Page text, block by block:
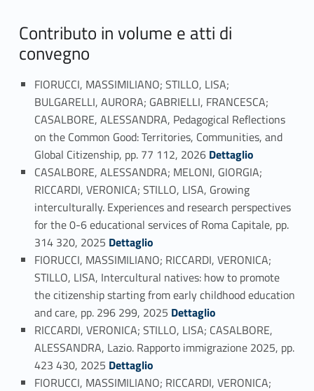
Contributo in volume e atti di
convegno
FIORUCCI, MASSIMILIANO; STILLO, LISA;
BULGARELLI, AURORA; GABRIELLI, FRANCESCA;
CASALBORE, ALESSANDRA, Pedagogical Reflections
on the Common Good: Territories, Communities, and
Global Citizenship, pp. 77 112, 2026 Link identifier #identifier_person_41217-36
Dettaglio
CASALBORE, ALESSANDRA; MELONI, GIORGIA;
RICCARDI, VERONICA; STILLO, LISA, Growing
interculturally. Experiences and research perspectives
for the 0-6 educational services of Roma Capitale, pp.
314 320, 2025 Link identifier #identifier_person_194648-37
Dettaglio
FIORUCCI, MASSIMILIANO; RICCARDI, VERONICA;
STILLO, LISA, Intercultural natives: how to promote
the citizenship starting from early childhood education
and care, pp. 296 299, 2025 Link identifier #identifier_person_187867-38
Dettaglio
RICCARDI, VERONICA; STILLO, LISA; CASALBORE,
ALESSANDRA, Lazio. Rapporto immigrazione 2025, pp.
423 430, 2025 Link identifier #identifier_person_7266-39
Dettaglio
FIORUCCI, MASSIMILIANO; RICCARDI, VERONICA;